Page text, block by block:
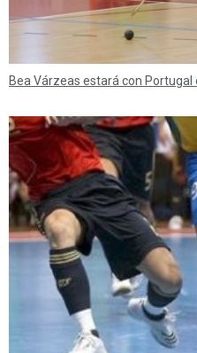
Bea Várzeas estará con